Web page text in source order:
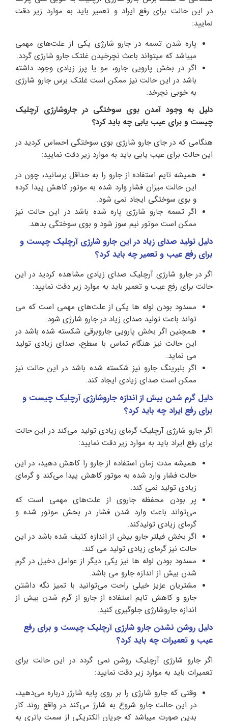
در این حالت برای رفع ایراد و تعمیر باید به موارد زیر دقت
نمایید:
پاره شدن تسمه در جارو شارژی یکی از علت‌های مهمی
میباشد که میتواند باعث نچرخیدن غلتک جارو شارژی گردد.
اگر در بخش پارویی جارو، مو یا پرز زیادی وجود داشته
باشد در این حالت نیز ممکن است غلتک برس جارو شارژی
به خوبی نچرخد.
دلیل به وجود آمدن بوی سوختگی در جاروشارژی آرچلیک
چیست و برای عیب یابی چه باید کرد؟
هنگامی که در جای جارو شارژی بوی سوختگی احساس کردید در
این حالت برای عیب یابی باید به موارد زیر دقت نمایید:
همیشه تایم استفاده از جارو را به حداقل برسانید، چون در
این حالت میزان فشار وارد شده به موتور کاهش پیدا کرده
و بوی سوختگی ایجاد نمی شود.
اگر تسمه جارو شارژی پاره شده باشد در این حالت نیز
ممکن است موتور نیم سوز شود و بوی سوختگی بدهد.
دلیل تولید صدای زیاد در این جارو شارژی آرچلیک چیست و
برای رفع عیب و تعمیر چه باید کرد؟
اگر در جارو شارژی آرچلیک صدای زیادی مشاهده کردید در این
حالت برای رفع عیب و تعمیر باید به موارد زیر دقت نمایید:
مسدود بودن لوله ها یکی از علت‌های مهمی است که می
تواند باعث تولید صدای زیاد در جارو شارژی ‌شود.
همچنین اگر بخش پارویی جاروبرقی شکسته شده باشد در
این حالت نیز هنگام تماس با سطح، صدای زیادی تولید
می نماید.
اگر بلبرینگ جارو نیز شکسته شده باشد در این حالت نیز
ممکن است صدای زیادی ایجاد کند.
دلیل گرم شدن بیش از اندازه جاروشارژی آرچلیک چیست و
برای رفع ایراد چه باید کرد؟
اگر جارو شارژی آرچلیک گرمای زیادی تولید می‌کند در این حالت
برای رفع ایراد باید به موارد زیر دقت نمایید:
همیشه مدت زمان استفاده از جارو را کاهش دهید، در این
حالت فشار وارد شده به موتور کاهش پیدا می‌کند و گرمای
زیادی تولید نمی کند.
پر بودن محفظه جاروی از علت‌های مهمی است که
می‌تواند باعث وارد شدن فشار در بخش موتور شده و
گرمای زیادی تولیدکند.
اگر بخش فیلتر جارو بیش از اندازه کثیف شده باشد در این
حالت نیز گرمای زیادی تولید می کند.
مسدود بودن لوله ها نیز یکی دیگر از عوامل دخیل در گرم
شدن بیش از اندازه جارو می باشد.
مشتریان عزیز خیلی راحت می‌توانید با تمیز نگه داشتن
جارو و کاهش تایم استفاده از جارو از گرم شدن بیش از
اندازه جاروشارژی جلوگیری کنید.
دلیل روشن نشدن جارو شارژی آرچلیک چیست و برای رفع
عیب و تعمیرات چه باید کرد؟
اگر جارو شارژی آرچلیک روشن نمی گردد در این حالت برای
تعمیرات باید به موارد زیر دقت نمایید:
وقتی که جارو شارژی را بر روی پایه شارژر درباره می‌دهید،
در این حالت جارو شروع به شارژ می‌کند در واقع روند کار
بدین صورت میباشد که جریان الکتریکی از سمت باتری به